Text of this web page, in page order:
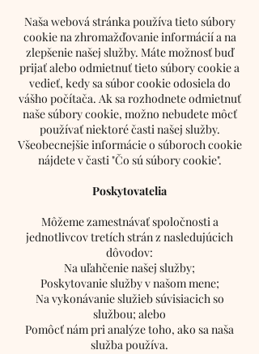
Naša webová stránka používa tieto súbory
cookie na zhromažďovanie informácií a na
zlepšenie našej služby. Máte možnosť buď
prijať alebo odmietnuť tieto súbory cookie a
vedieť, kedy sa súbor cookie odosiela do
vášho počítača. Ak sa rozhodnete odmietnuť
naše súbory cookie, možno nebudete môcť
používať niektoré časti našej služby.
Všeobecnejšie informácie o súboroch cookie
nájdete v časti "Čo sú súbory cookie".
Poskytovatelia
Môžeme zamestnávať spoločnosti a
jednotlivcov tretích strán z nasledujúcich
dôvodov:
Na uľahčenie našej služby;
Poskytovanie služby v našom mene;
Na vykonávanie služieb súvisiacich so
službou; alebo
Pomôcť nám pri analýze toho, ako sa naša
služba používa.